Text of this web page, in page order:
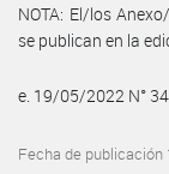
NOTA: El/los
se publican en la
e. 19/05/2022 N°
Fecha de